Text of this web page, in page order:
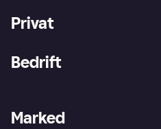
Privat
Utforsk butikker
Bedrift
Merchant portal
Marked